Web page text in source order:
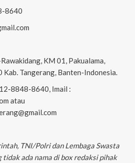
8640
KM 01, Pakualama,
Tangerang, Banten-Indonesia.
8848-8640, Imail :
atau
TNI/Polri dan Lembaga Swasta
tidak ada nama di box redaksi pihak